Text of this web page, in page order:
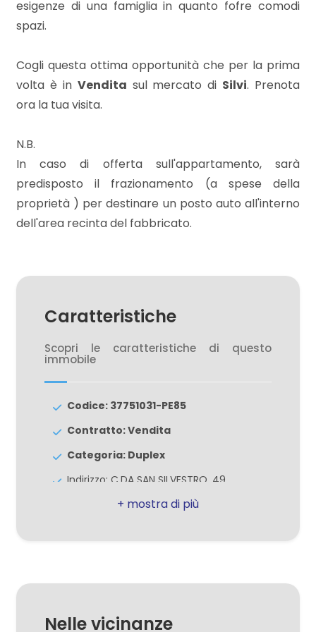
esigenze di una famiglia in quanto fofre comodi
spazi.
Cogli questa ottima opportunità che per la prima
volta è in Vendita sul mercato di Silvi. Prenota
ora la tua visita.
N.B.
In caso di offerta sull'appartamento, sarà
predisposto il frazionamento (a spese della
proprietà ) per destinare un posto auto all'interno
dell'area recinta del fabbricato.
Caratteristiche
Scopri le caratteristiche di questo
immobile
Codice: 37751031-PE85
Contratto: Vendita
Categoria: Duplex
Indirizzo: C.DA SAN SILVESTRO, 49
CAP: 64029
Bagni: 2
Nelle vicinanze
4
5+
Altre
opzioni
Posto auto/Box
Balcone/Terrazzo
Ascensore
Nuova costruzione